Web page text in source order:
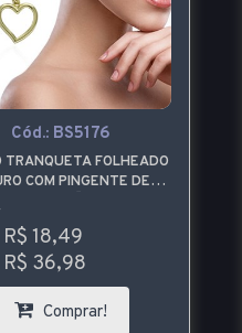
Cód.: BS5176
TRANQUETA FOLHEADO
COM PINGENTE DE
R$ 18,49
R$ 36,98
Comprar!